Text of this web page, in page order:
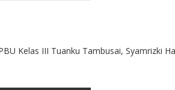
Kelas III Tuanku Tambusai, Syamrizki